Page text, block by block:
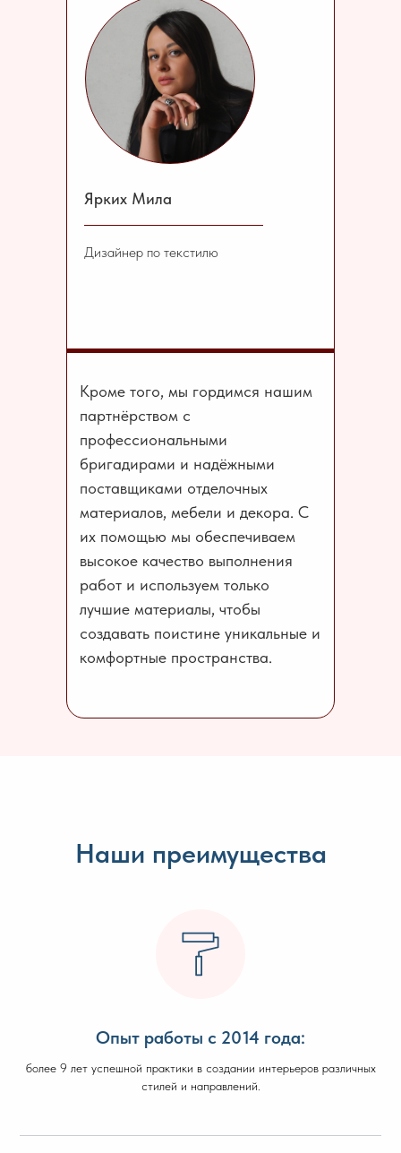
Дизайнер по текстилю
Ярких Мила
Кроме того, мы гордимся нашим
партнёрством с
профессиональными
бригадирами и надёжными
поставщиками отделочных
материалов, мебели и декора. С
их помощью мы обеспечиваем
высокое качество выполнения
работ и используем только
лучшие материалы, чтобы
создавать поистине уникальные и
комфортные пространства.
Наши преимущества
Опыт работы с 2014 года:
более 9 лет успешной практики в создании интерьеров различных
стилей и направлений.